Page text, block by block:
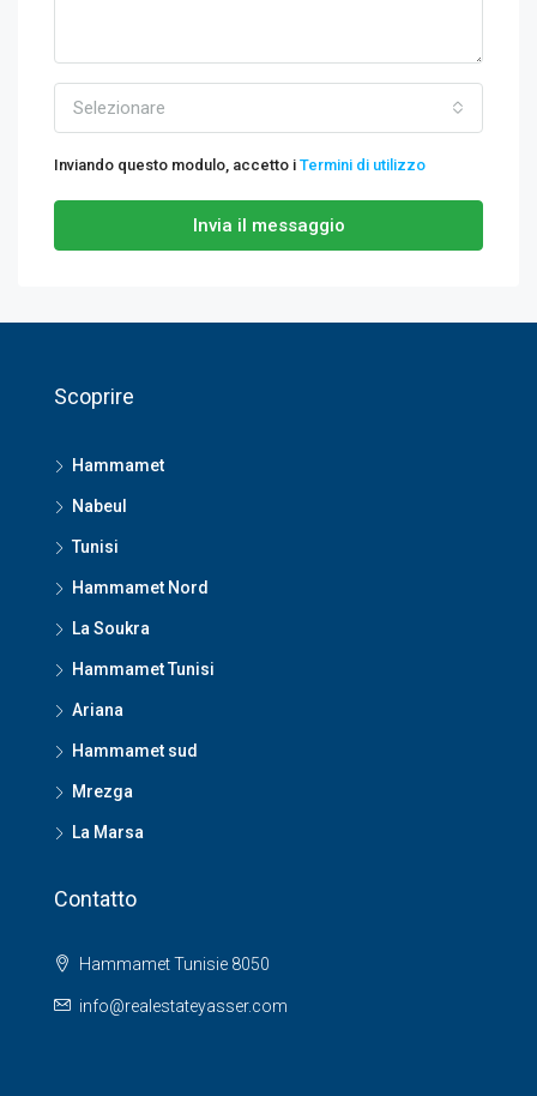
Selezionare
Inviando questo modulo, accetto i Termini di utilizzo
Invia il messaggio
Scoprire
Hammamet
Nabeul
Tunisi
Hammamet Nord
La Soukra
Hammamet Tunisi
Ariana
Hammamet sud
Mrezga
La Marsa
Contatto
Hammamet Tunisie 8050
info@realestateyasser.com